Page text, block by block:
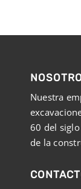
Nuestra
60 del
de la